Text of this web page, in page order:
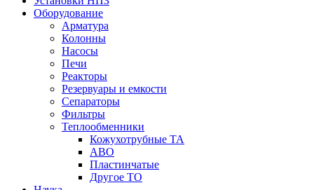
Оборудование
Арматура
Колонны
Насосы
Печи
Реакторы
Резервуары и емкости
Сепараторы
Фильтры
Теплообменники
Кожухотрубные ТА
АВО
Пластинчатые
Другое ТО